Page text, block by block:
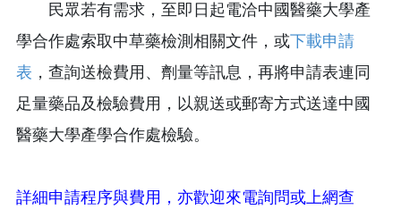
民眾若有需求，至即日起電洽中國醫藥大學產
學合作處索取中草藥檢測相關文件，或下載申請
表 ，查詢送檢費用、劑量等訊息，再將申請表連同
足量藥品及檢驗費用，以親送或郵寄方式送達中國
醫藥大學產學合作處檢驗。
詳細申請程序與費用，亦歡迎來電詢問或上網查